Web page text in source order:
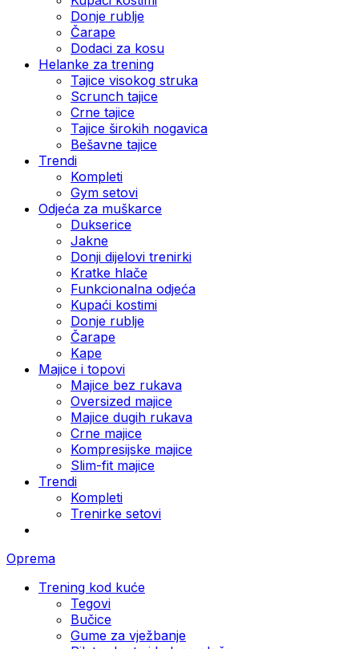
Donje rublje
Čarape
Dodaci za kosu
Helanke za trening
Tajice visokog struka
Scrunch tajice
Crne tajice
Tajice širokih nogavica
Bešavne tajice
Trendi
Kompleti
Gym setovi
Odjeća za muškarce
Dukserice
Jakne
Donji dijelovi trenirki
Kratke hlače
Funkcionalna odjeća
Kupaći kostimi
Donje rublje
Čarape
Kape
Majice i topovi
Majice bez rukava
Oversized majice
Majice dugih rukava
Crne majice
Kompresijske majice
Slim-fit majice
Trendi
Kompleti
Trenirke setovi
Oprema
Trening kod kuće
Tegovi
Bučice
Gume za vježbanje